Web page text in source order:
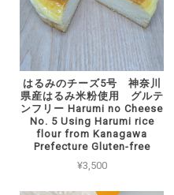
はるみのチーズ5号 神奈川
県産はるみ米粉使用 グルテ
ンフリー Harumi no Cheese
No. 5 Using Harumi rice
flour from Kanagawa
Prefecture Gluten-free
¥3,500